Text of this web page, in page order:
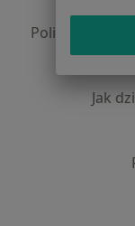
Polityka
Polityka
dane
Jak